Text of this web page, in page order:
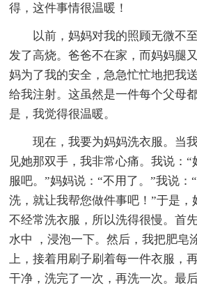
得，这件事情很温暖！
以前，妈妈对我的照顾无微不至
发了高烧。爸爸不在家，而妈妈腿
妈为了我的安全，急急忙忙地把我
给我注射。这虽然是一件每个父母
是，我觉得很温暖。
现在，我要为妈妈洗衣服。当我
见她那双手，我非常心痛。我说：
服吧。”妈妈说：“不用了。”我说：
洗，就让我帮您做件事吧！”于是
不经常洗衣服，所以洗得很慢。首
水中 ，浸泡一下。然后，我把肥皂
上，接着用刷子刷着每一件衣服，
干净，洗完了一次，再洗一次。最